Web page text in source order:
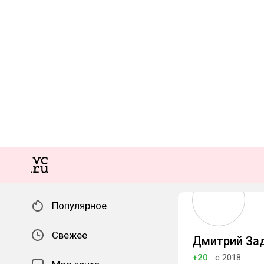
Популярное
Свежее Дмитрий
+20
с 2018